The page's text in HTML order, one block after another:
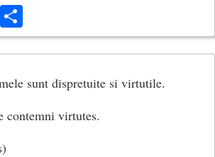
Email
sunt dispretuite si virtutile.
contemni virtutes.